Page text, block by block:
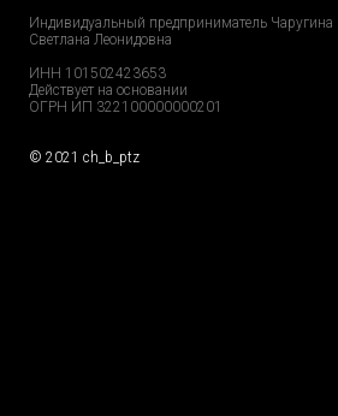
Индивидуальный предприниматель Чаругина
Светлана Леонидовна
ИНН 101502423653
Действует на основании
ОГРН ИП 322100000000201
© 2021 ch_b_ptz